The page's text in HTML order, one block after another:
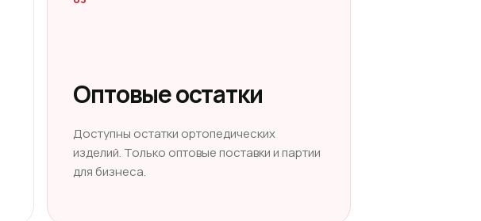
Оптовые остатки
Доступны остатки ортопедических
изделий. Только оптовые поставки и партии
для бизнеса.